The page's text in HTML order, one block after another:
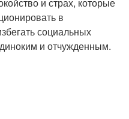
в
социальных
и отчужденным.